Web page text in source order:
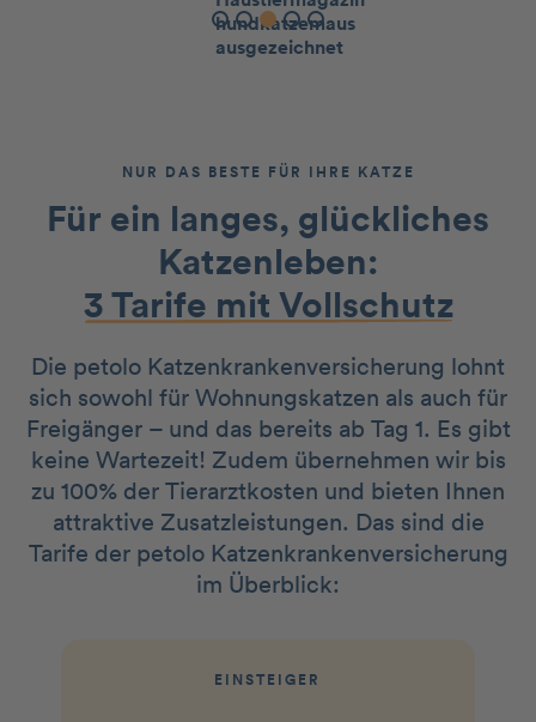
NUR DAS BESTE FÜR IHRE KATZE
Für ein langes, glückliches
Katzenleben:
3 Tarife mit Vollschutz
Die petolo Katzenkrankenversicherung lohnt
sich sowohl für Wohnungskatzen als auch für
Freigänger – und das bereits ab Tag 1. Es gibt
keine Wartezeit! Zudem übernehmen wir bis
zu 100% der Tierarztkosten und bieten Ihnen
attraktive Zusatzleistungen. Das sind die
Tarife der petolo Katzenkrankenversicherung
im Überblick:
EINSTEIGER